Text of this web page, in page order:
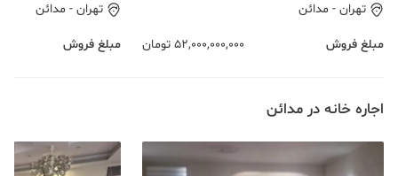
تهران - مدائن
مبلغ فروش 52,000,000,000 تومان
تهران - مدائن
مبلغ فروش
اجاره خانه در مدائن